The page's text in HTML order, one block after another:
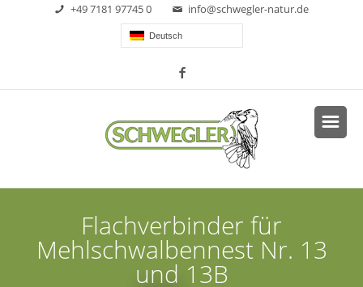
+49 7181 97745 0 info@schwegler-natur.de
Deutsch
Flachverbinder für
Mehlschwalbennest Nr. 13
und 13B